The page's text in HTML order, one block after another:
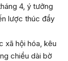
4, ý tưởng
lược thúc đẩy
xã hội hóa, kêu
chiều dài bờ